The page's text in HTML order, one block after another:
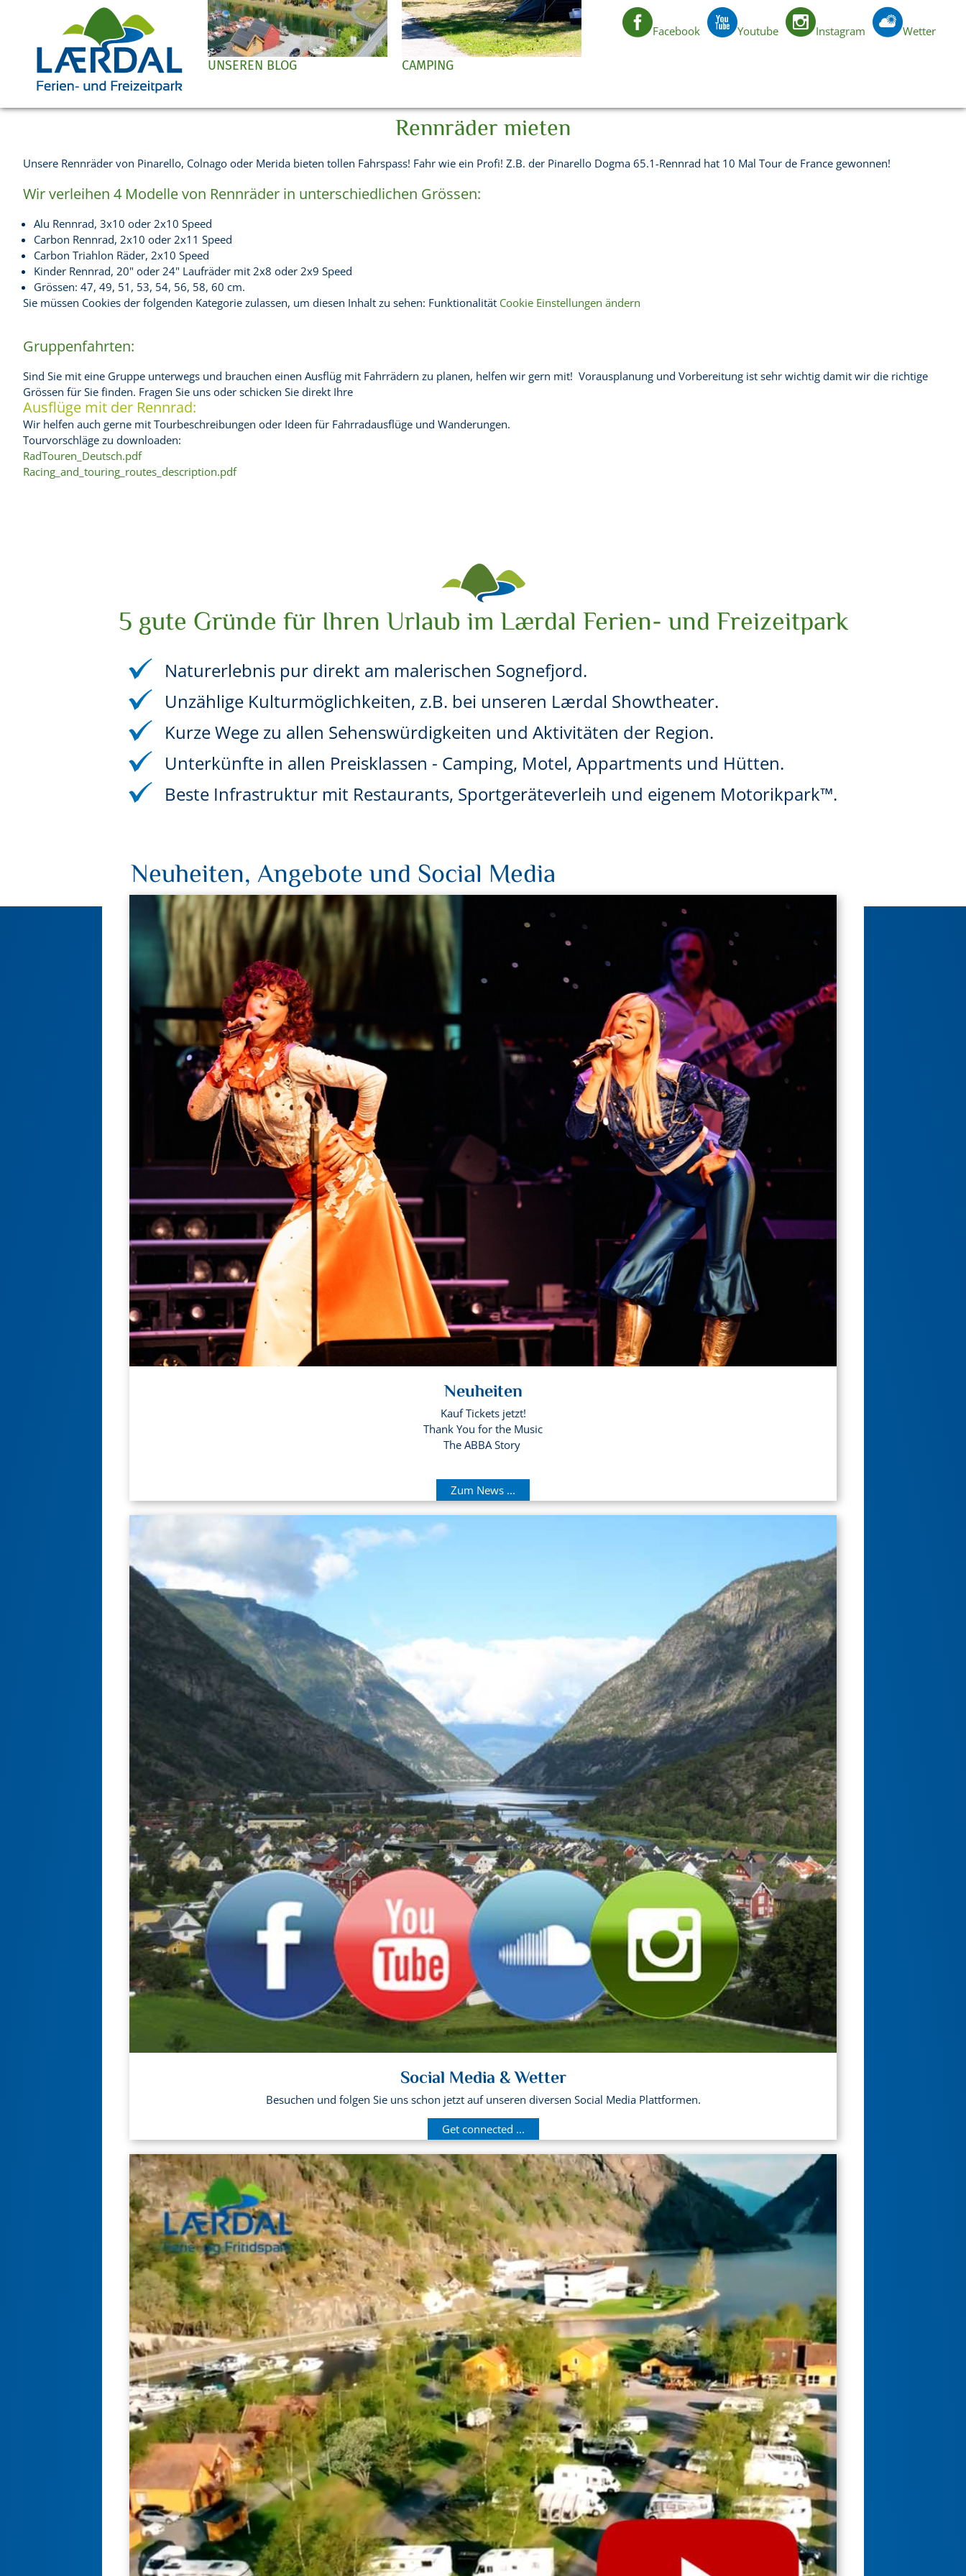
Facebook Youtube Instagram Wetter
UNSEREN BLOG CAMPING
Rennräder mieten
Unsere Rennräder von Pinarello, Colnago oder Merida bieten tollen Fahrspass! Fahr wie ein Profi! Z.B. der Pinarello Dogma 65.1-Rennrad hat 10 Mal Tour de France gewonnen!
Wir verleihen 4 Modelle von Rennräder in unterschiedlichen Grössen:
Alu Rennrad, 3x10 oder 2x10 Speed
Carbon Rennrad, 2x10 oder 2x11 Speed
Carbon Triahlon Räder, 2x10 Speed
Kinder Rennrad, 20" oder 24" Laufräder mit 2x8 oder 2x9 Speed
Grössen: 47, 49, 51, 53, 54, 56, 58, 60 cm.
Sie müssen Cookies der folgenden Kategorie zulassen, um diesen Inhalt zu sehen: Funktionalität Cookie Einstellungen ändern
Gruppenfahrten:
Sind Sie mit eine Gruppe unterwegs und brauchen einen Ausflüg mit Fahrrädern zu planen, helfen wir gern mit! Vorausplanung und Vorbereitung ist sehr wichtig damit wir die richtige
Grössen für Sie finden. Fragen Sie uns oder schicken Sie direkt Ihre
Ausflüge mit der Rennrad:
Wir helfen auch gerne mit Tourbeschreibungen oder Ideen für Fahrradausflüge und Wanderungen.
Tourvorschläge zu downloaden:
RadTouren_Deutsch.pdf
Racing_and_touring_routes_description.pdf
5 gute Gründe für Ihren Urlaub im Lærdal Ferien- und Freizeitpark
Naturerlebnis pur direkt am malerischen Sognefjord.
Unzählige Kulturmöglichkeiten, z.B. bei unseren Lærdal Showtheater.
Kurze Wege zu allen Sehenswürdigkeiten und Aktivitäten der Region.
Unterkünfte in allen Preisklassen - Camping, Motel, Appartments und Hütten.
Beste Infrastruktur mit Restaurants, Sportgeräteverleih und eigenem Motorikpark™.
Neuheiten, Angebote und Social Media
Neuheiten
Kauf Tickets jetzt!
Thank You for the Music
The ABBA Story
Zum News ...
Social Media & Wetter
Besuchen und folgen Sie uns schon jetzt auf unseren diversen Social Media Plattformen.
Get connected ...